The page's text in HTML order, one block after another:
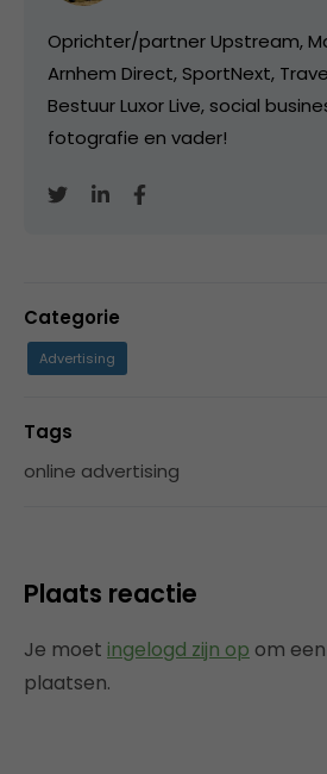
Oprichter/partner Upstream,
Arnhem Direct, SportNext,
Bestuur Luxor Live, social
fotografie en vader!
Categorie
Advertising
Tags
online advertising
Plaats reactie
Je moet ingelogd zijn op om
plaatsen.